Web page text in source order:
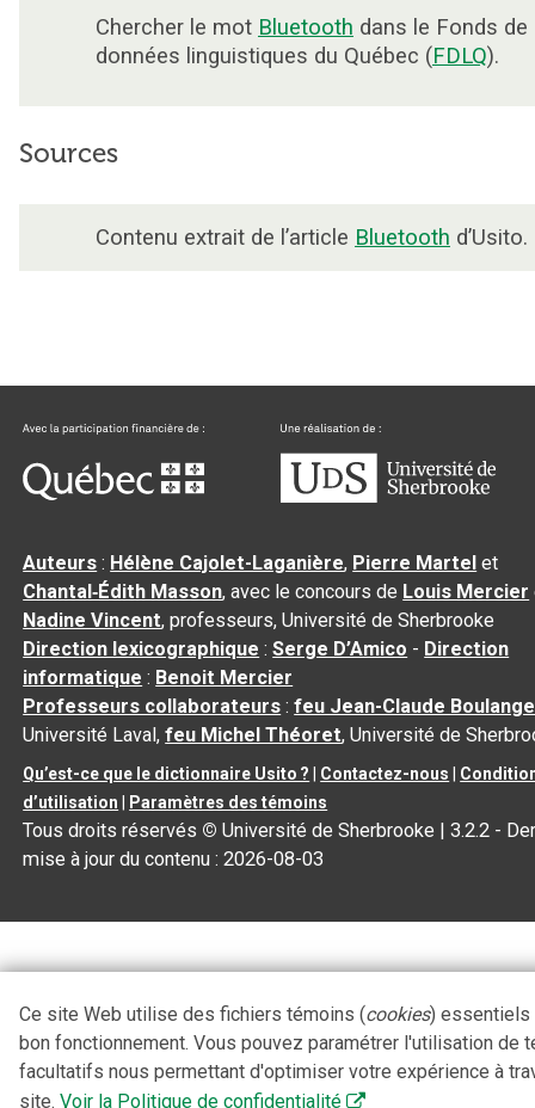
Chercher le mot Bluetooth dans le Fonds de
données linguistiques du Québec (FDLQ).
Sources
Contenu extrait de l’article Bluetooth d’Usito.
Auteurs : Hélène Cajolet-Laganière, Pierre Martel et
Chantal‑Édith Masson, avec le concours de Louis Mercier
Nadine Vincent, professeurs, Université de Sherbrooke
Direction lexicographique :Serge D’Amico - Direction
informatique : Benoit Mercier
Professeurs collaborateurs :feu Jean-Claude
Université Laval,feu Michel Théoret, Université de
Qu’est-ce que le dictionnaire Usito ? Contactez-nous
d’utilisation
Paramètres des témoins
Tous droits réservés © Université de Sherbrooke |3.2.2 -
mise à jour du contenu :2026-08-03
Ce site Web utilise des fichiers témoins (cookies) essentiels
bon fonctionnement. Vous pouvez paramétrer l'utilisation de
facultatifs nous permettant d'optimiser votre expérience à
site. Voir la Politique de confidentialité